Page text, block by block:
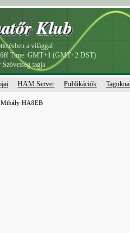
Klub
Klub
a világgal
Time: GMT+1 (GMT+2 DST)
tagja
HAM Server Publikációk
Mihály HA8EB